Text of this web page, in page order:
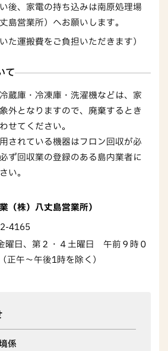
後、家電の持ち込みは南原処理場
島営業所）へお願いします。
た運搬費をご負担いただきます）
て
蔵庫・冷凍庫・洗濯機などは、家
外となりますので、廃棄するとき
せてください。
されている機器はフロン回収が必
ず回収業の登録のある島内業者に
い。
（株）八丈島営業所）
4165
日、第２・４土曜日 午前９時０
正午～午後1時を除く）
係